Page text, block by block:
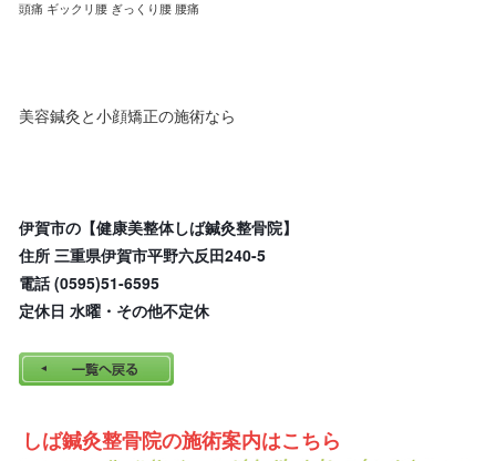
頭痛 ギックリ腰 ぎっくり腰 腰痛
美容鍼灸と小顔矯正の施術なら
伊賀市の【健康美整体しば鍼灸整骨院】
住所 三重県伊賀市平野六反田240-5
電話 (0595)51-6595
定休日 水曜・その他不定休
しば鍼灸整骨院の施術案内はこちら